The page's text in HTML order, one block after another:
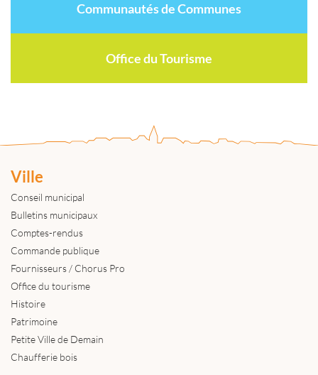
Communautés de Communes
Office du Tourisme
Ville
Conseil municipal
Bulletins municipaux
Comptes-rendus
Commande publique
Fournisseurs / Chorus Pro
Office du tourisme
Histoire
Patrimoine
Petite Ville de Demain
Chaufferie bois